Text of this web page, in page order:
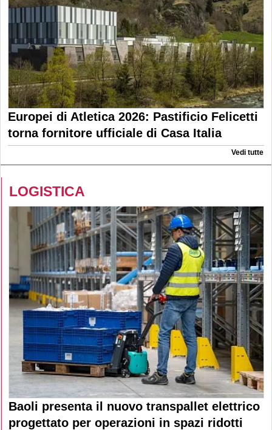
Europei di Atletica 2026: Pastificio Felicetti
torna fornitore ufficiale di Casa Italia
Vedi tutte
LOGISTICA
Baoli presenta il nuovo transpallet elettrico
progettato per operazioni in spazi ridotti